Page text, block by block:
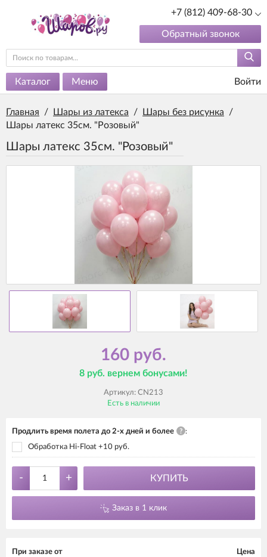
+7 (812) 409-68-30
Обратный звонок
Каталог Меню Войти
Главная / Шары из латекса / Шары без рисунка
/
Шары латекс 35см. "Розовый"
Шары латекс 35см. "Розовый"
160 руб.
8 руб. вернем бонусами!
Артикул: CN213
Есть в наличии
Продлить время полета до 2-х дней и более ? :
Обработка Hi-Float +10 руб.
- + КУПИТЬ
Заказ в 1 клик
При заказе от Цена